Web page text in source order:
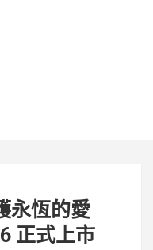
永恆的愛
正式上市